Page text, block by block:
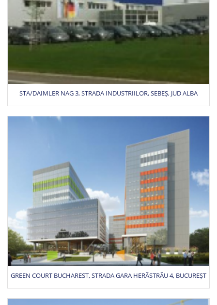
STA/DAIMLER NAG 3, STRADA INDUSTRIILOR, SEBEȘ, JUD ALBA
GREEN COURT BUCHAREST, STRADA GARA HERÃSTRÃU 4, BUCUREȘT